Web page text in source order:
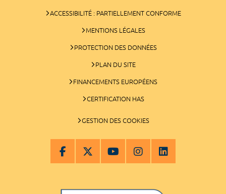
ACCESSIBILITÉ : PARTIELLEMENT CONFORME
MENTIONS LÉGALES
PROTECTION DES DONNÉES
PLAN DU SITE
FINANCEMENTS EUROPÉENS
CERTIFICATION HAS
GESTION DES COOKIES